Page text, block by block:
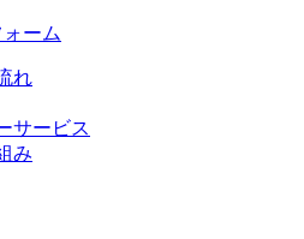
ーム
れ
サービス
み